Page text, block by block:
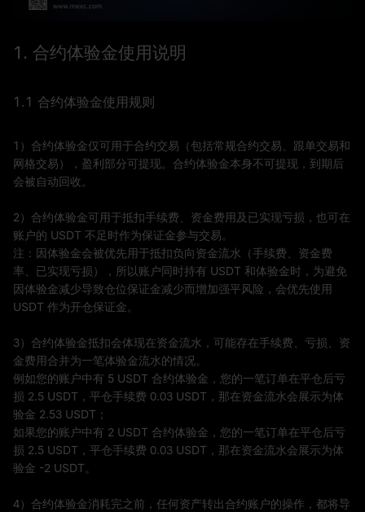
1. 合约体验金使用说明
1.1 合约体验金使用规则
1）合约体验金仅可用于合约交易（包括常规合约交易、跟单交易和
网格交易），盈利部分可提现。合约体验金本身不可提现，到期后
会被自动回收。
2）合约体验金可用于抵扣手续费、资金费用及已实现亏损，也可在
账户的 USDT 不足时作为保证金参与交易。
注：因体验金会被优先用于抵扣负向资金流水（手续费、资金费
率、已实现亏损），所以账户同时持有 USDT 和体验金时，为避免
因体验金减少导致仓位保证金减少而增加强平风险，会优先使用
USDT 作为开仓保证金。
3）合约体验金抵扣会体现在资金流水，可能存在手续费、亏损、资
金费用合并为一笔体验金流水的情况。
例如您的账户中有 5 USDT 合约体验金，您的一笔订单在平仓后亏
损 2.5 USDT，平仓手续费 0.03 USDT，那在资金流水会展示为体
验金 2.53 USDT；
如果您的账户中有 2 USDT 合约体验金，您的一笔订单在平仓后亏
损 2.5 USDT，平仓手续费 0.03 USDT，那在资金流水会展示为体
验金 -2 USDT。
4）合约体验金消耗完之前，任何资产转出合约账户的操作，都将导